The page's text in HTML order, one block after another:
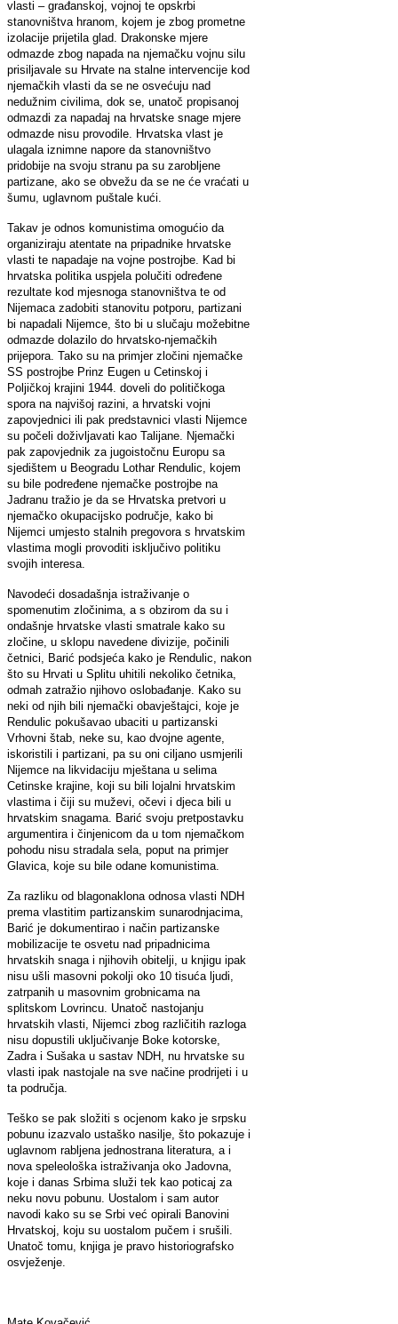
vlasti – građanskoj, vojnoj te opskrbi
stanovništva hranom, kojem je zbog prometne
izolacije prijetila glad. Drakonske mjere
odmazde zbog napada na njemačku vojnu silu
prisiljavale su Hrvate na stalne intervencije kod
njemačkih vlasti da se ne osvećuju nad
nedužnim civilima, dok se, unatoč propisanoj
odmazdi za napadaj na hrvatske snage mjere
odmazde nisu provodile. Hrvatska vlast je
ulagala iznimne napore da stanovništvo
pridobije na svoju stranu pa su zarobljene
partizane, ako se obvežu da se ne će vraćati u
šumu, uglavnom puštale kući.
Takav je odnos komunistima omogućio da
organiziraju atentate na pripadnike hrvatske
vlasti te napadaje na vojne postrojbe. Kad bi
hrvatska politika uspjela polučiti određene
rezultate kod mjesnoga stanovništva te od
Nijemaca zadobiti stanovitu potporu, partizani
bi napadali Nijemce, što bi u slučaju možebitne
odmazde dolazilo do hrvatsko-njemačkih
prijepora. Tako su na primjer zločini njemačke
SS postrojbe Prinz Eugen u Cetinskoj i
Poljičkoj krajini 1944. doveli do političkoga
spora na najvišoj razini, a hrvatski vojni
zapovjednici ili pak predstavnici vlasti Nijemce
su počeli doživljavati kao Talijane. Njemački
pak zapovjednik za jugoistočnu Europu sa
sjedištem u Beogradu Lothar Rendulic, kojem
su bile podređene njemačke postrojbe na
Jadranu tražio je da se Hrvatska pretvori u
njemačko okupacijsko područje, kako bi
Nijemci umjesto stalnih pregovora s hrvatskim
vlastima mogli provoditi isključivo politiku
svojih interesa.
Navodeći dosadašnja istraživanje o
spomenutim zločinima, a s obzirom da su i
ondašnje hrvatske vlasti smatrale kako su
zločine, u sklopu navedene divizije, počinili
četnici, Barić podsjeća kako je Rendulic, nakon
što su Hrvati u Splitu uhitili nekoliko četnika,
odmah zatražio njihovo oslobađanje. Kako su
neki od njih bili njemački obavještajci, koje je
Rendulic pokušavao ubaciti u partizanski
Vrhovni štab, neke su, kao dvojne agente,
iskoristili i partizani, pa su oni ciljano usmjerili
Nijemce na likvidaciju mještana u selima
Cetinske krajine, koji su bili lojalni hrvatskim
vlastima i čiji su muževi, očevi i djeca bili u
hrvatskim snagama. Barić svoju pretpostavku
argumentira i činjenicom da u tom njemačkom
pohodu nisu stradala sela, poput na primjer
Glavica, koje su bile odane komunistima.
Za razliku od blagonaklona odnosa vlasti NDH
prema vlastitim partizanskim sunarodnjacima,
Barić je dokumentirao i način partizanske
mobilizacije te osvetu nad pripadnicima
hrvatskih snaga i njihovih obitelji, u knjigu ipak
nisu ušli masovni pokolji oko 10 tisuća ljudi,
zatrpanih u masovnim grobnicama na
splitskom Lovrincu. Unatoč nastojanju
hrvatskih vlasti, Nijemci zbog različitih razloga
nisu dopustili uključivanje Boke kotorske,
Zadra i Sušaka u sastav NDH, nu hrvatske su
vlasti ipak nastojale na sve načine prodrijeti i u
ta područja.
Teško se pak složiti s ocjenom kako je srpsku
pobunu izazvalo ustaško nasilje, što pokazuje i
uglavnom rabljena jednostrana literatura, a i
nova speleološka istraživanja oko Jadovna,
koje i danas Srbima služi tek kao poticaj za
neku novu pobunu. Uostalom i sam autor
navodi kako su se Srbi već opirali Banovini
Hrvatskoj, koju su uostalom pučem i srušili.
Unatoč tomu, knjiga je pravo historiografsko
osvježenje.